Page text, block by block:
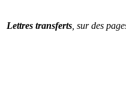
Lettres transferts, sur des